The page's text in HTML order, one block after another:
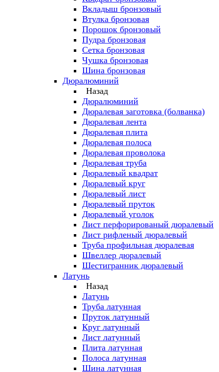
Вкладыш бронзовый
Втулка бронзовая
Порошок бронзовый
Пудра бронзовая
Сетка бронзовая
Чушка бронзовая
Шина бронзовая
Дюралюминий
Назад
Дюралюминий
Дюралевая заготовка (болванка)
Дюралевая лента
Дюралевая плита
Дюралевая полоса
Дюралевая проволока
Дюралевая труба
Дюралевый квадрат
Дюралевый круг
Дюралевый лист
Дюралевый пруток
Дюралевый уголок
Лист перфорированый дюралевый
Лист рифленый дюралевый
Труба профильная дюралевая
Швеллер дюралевый
Шестигранник дюралевый
Латунь
Назад
Латунь
Труба латунная
Пруток латунный
Круг латунный
Лист латунный
Плита латунная
Полоса латунная
Шина латунная